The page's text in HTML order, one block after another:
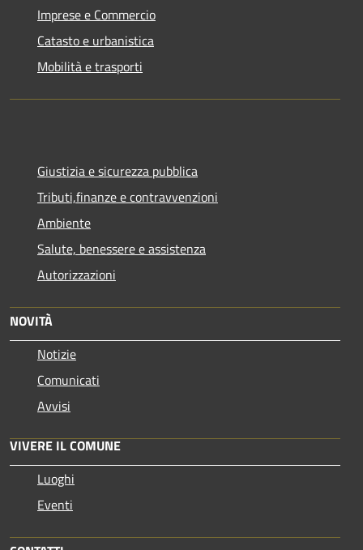
Imprese e Commercio
Catasto e urbanistica
Mobilità e trasporti
Giustizia e sicurezza pubblica
Tributi,finanze e contravvenzioni
Ambiente
Salute, benessere e assistenza
Autorizzazioni
NOVITÀ
Notizie
Comunicati
Avvisi
VIVERE IL COMUNE
Luoghi
Eventi